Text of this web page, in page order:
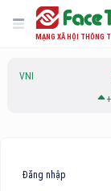
MẠNG XÃ HỘI THÔNG
VNI
Đăng nhập